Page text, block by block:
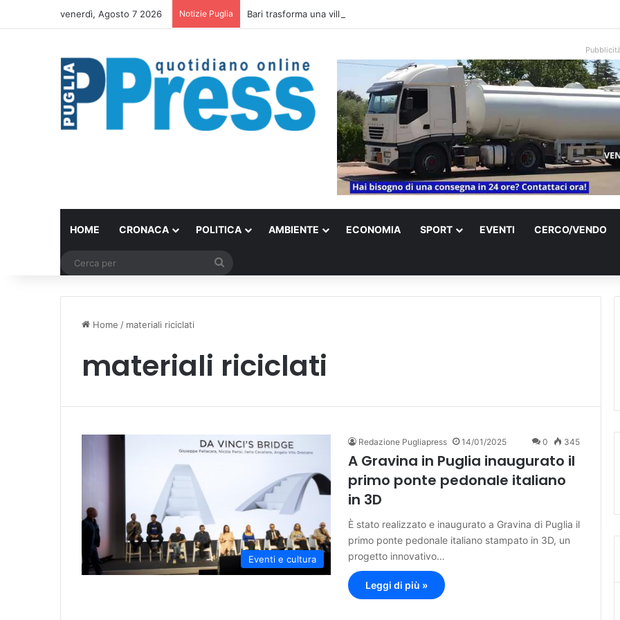
venerdì, Agosto 7 2026 Notizie Puglia Bari trasforma una villa confiscata alla mafia in un micro nido: nasce anche il cimitero
HOME CRONACA POLITICA AMBIENTE ECONOMIA SPORT EVENTI CERCO/VENDO
Home / materiali riciclati
materiali riciclati
Eventi e cultura
Redazione Pugliapress 14/01/2025 0 345
A Gravina in Puglia inaugurato il
primo ponte pedonale italiano
in 3D
È stato realizzato e inaugurato a Gravina di Puglia il
primo ponte pedonale italiano stampato in 3D, un
progetto innovativo…
Leggi di più »